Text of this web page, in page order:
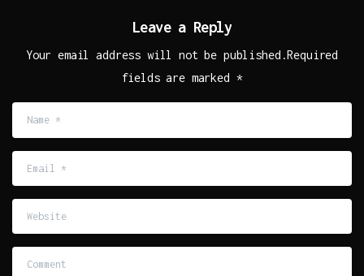
Leave a Reply
Your email address will not be published.Required
fields are marked *
*
Website